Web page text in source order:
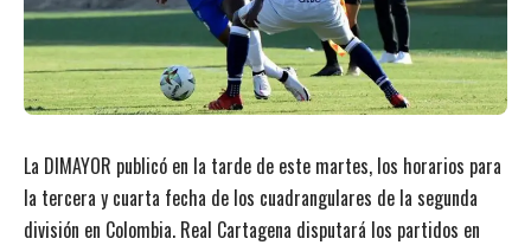
La DIMAYOR publicó en la tarde de este martes, los horarios para
la tercera y cuarta fecha de los cuadrangulares de la segunda
división en Colombia. Real Cartagena disputará los partidos en